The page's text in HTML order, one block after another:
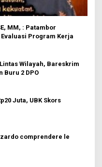
MM, : Patambor
Program Kerja
Wilayah, Bareskrim
Buru 2 DPO
Juta, UBK Skors
comprendere le